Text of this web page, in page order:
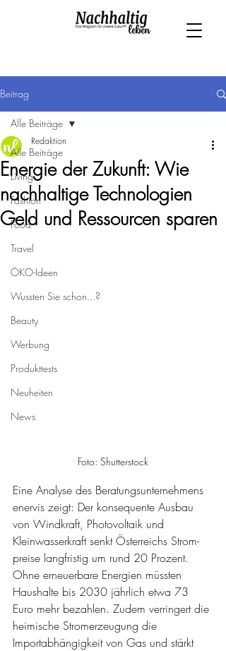
Beitrag
Alle Beiträge
Living
Fashion
Food
Travel
ÖKO-Ideen
Wussten Sie schon...?
Beauty
Werbung
Produkttests
Neuheiten
News
Alle Beiträge
Energie der Zukunft: Wie
nachhaltige Technologien
Geld und Ressourcen sparen
Redaktion
Foto: Shutterstock
Eine Analyse des Beratungsunternehmens
enervis zeigt: Der konsequente Ausbau
von Windkraft, Photovoltaik und
Kleinwasserkraft senkt Österreichs Strom-
preise langfristig um rund 20 Prozent.
Ohne erneuerbare Energien müssten
Haushalte bis 2030 jährlich etwa 73
Euro mehr bezahlen. Zudem verringert die
heimische Stromerzeugung die
Importabhängigkeit von Gas und stärkt